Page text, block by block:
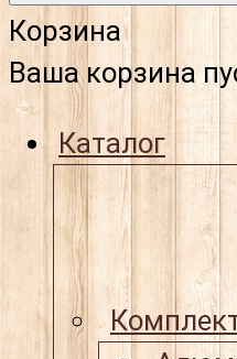
Корзина
Ваша корзина
Каталог